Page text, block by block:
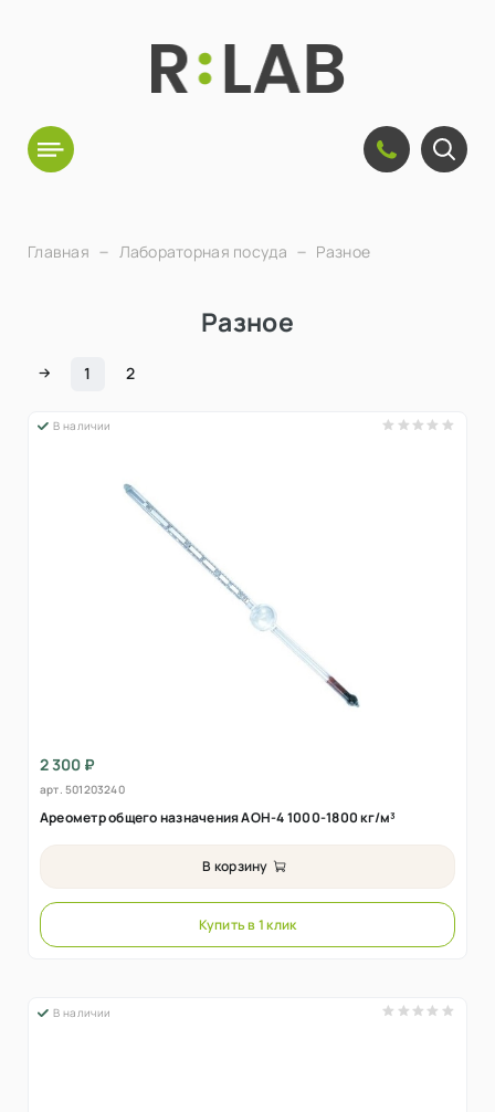
Главная Лабораторная посуда Разное
Разное
1 2
В наличии
2 300 ₽
арт. 501203240
Ареометр общего назначения АОН-4 1000-1800 кг/м³
В корзину
Купить в 1 клик
В наличии